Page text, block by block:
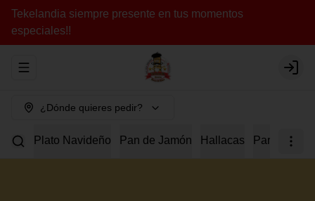
Tekelandia siempre presente en tus momentos
especiales!!
Abrir menu de navegación Login
¿Dónde quieres pedir?
Plato Navideño Pan de Jamón Hallacas Para